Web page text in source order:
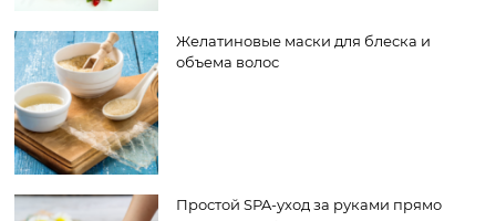
Желатиновые маски для блеска и
объема волос
Простой SPA-уход за руками прямо